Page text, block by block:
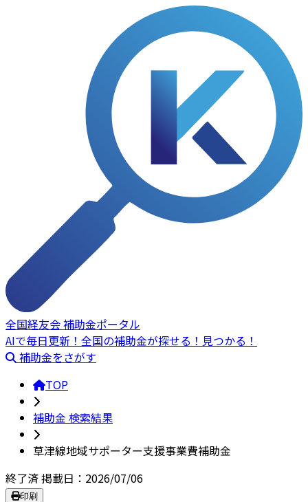
全国経友会 補助金ポータル
AIで毎日更新！全国の補助金が探せる！見つかる！
補助金をさがす
TOP
補助金 検索結果
草津線地域サポーター支援事業費補助金
終了済掲載日：2026/07/06
印刷